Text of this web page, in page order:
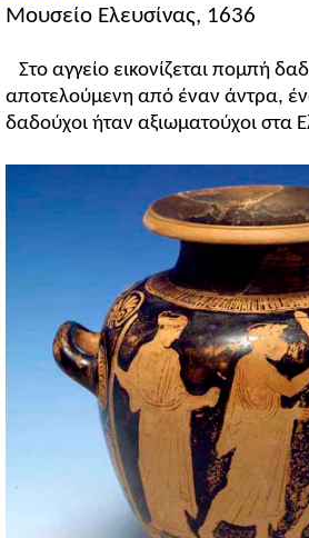
Μουσείο Ελευσίνας, 1636
Στο αγγείο εικονίζεται πομπή
αποτελούμενη από έναν άντρα,
δαδούχοι ήταν αξιωματούχοι στα